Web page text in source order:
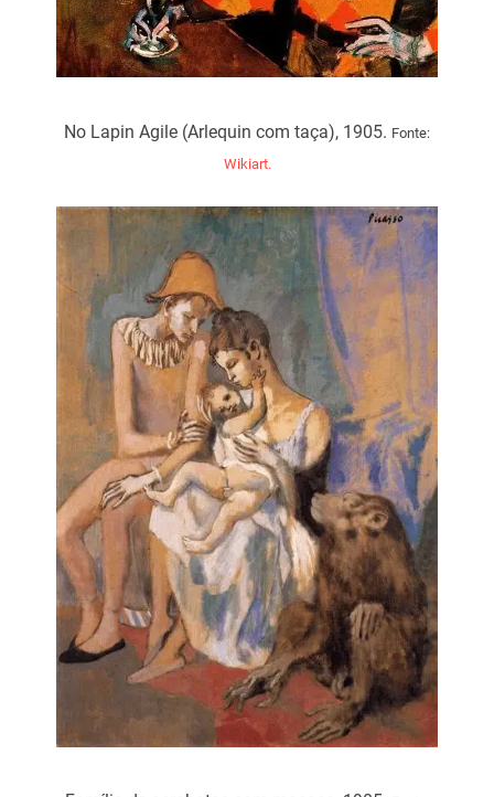
No Lapin Agile (Arlequin com taça), 1905. Fonte:
Wikiart.